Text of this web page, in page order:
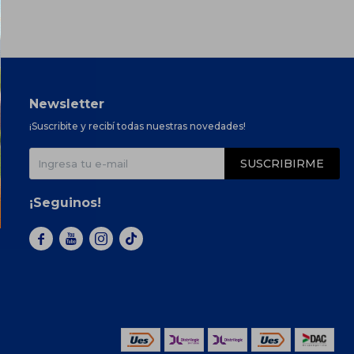
Newsletter
¡Suscribite y recibí todas nuestras novedades!
SUSCRIBIRME
¡Seguinos!
  